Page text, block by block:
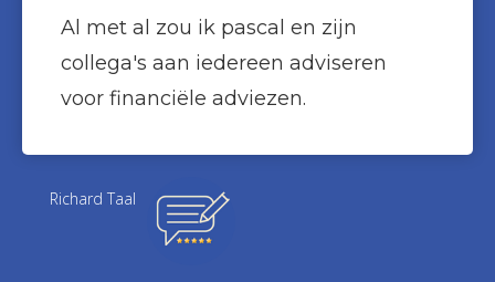
Al met al zou ik pascal en zijn
collega's aan iedereen adviseren
voor financiële adviezen.
Richard Taal